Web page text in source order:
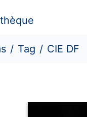
Tag CIE DF